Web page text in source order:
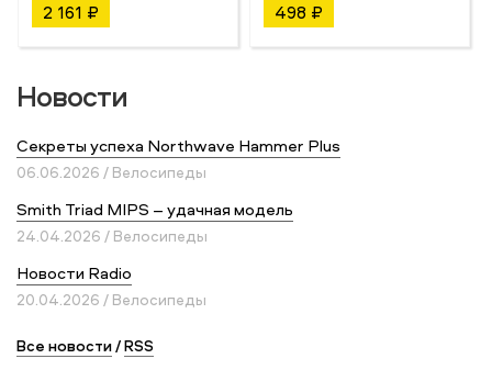
2 161 ₽
498 ₽
Новости
Секреты успеха Northwave Hammer Plus
06.06.2026 / Велосипеды
Smith Triad MIPS – удачная модель
24.04.2026 / Велосипеды
Новости Radio
20.04.2026 / Велосипеды
Все новости/RSS